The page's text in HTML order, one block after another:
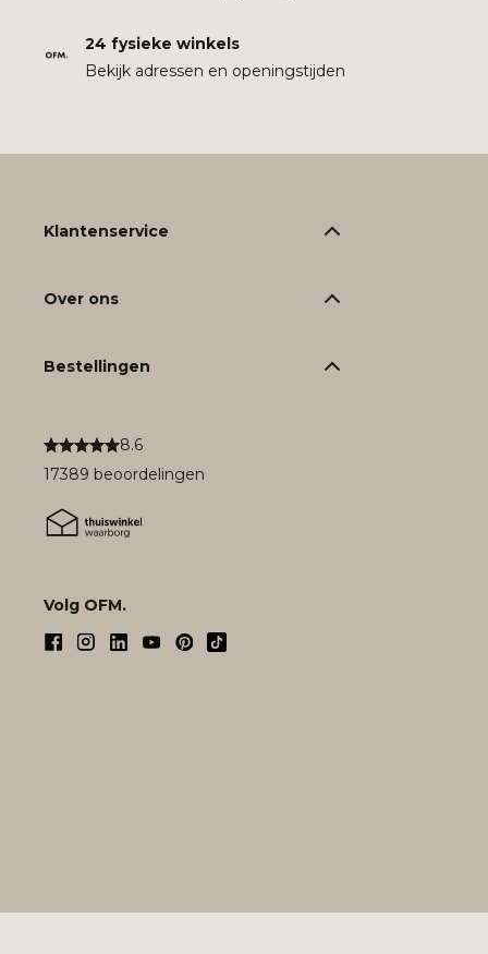
24 fysieke winkels
Bekijk adressen en openingstijden
8.6
17389 beoordelingen
Volg OFM.
Klantenservice
Over ons
Bestellingen